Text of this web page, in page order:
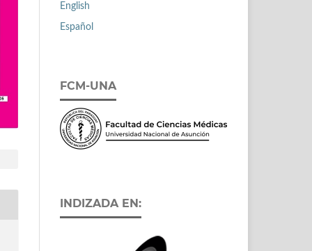
English
Español
FCM-UNA
INDIZADA EN: